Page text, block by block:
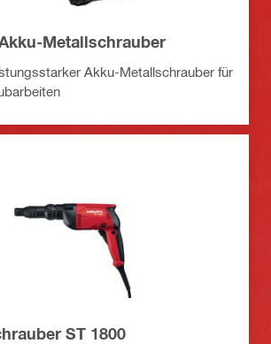
Metallschrauber
Akku-Metallschrauber für
ST 1800